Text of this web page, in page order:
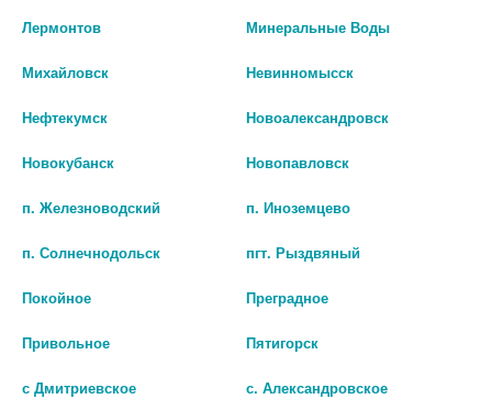
пластик, который выдерживает температуру до 100 °C.
Встречается в разных расцветках (например, розовый,
небесно-голубой).
Наличие в аптеках
БИО АГЛФ № 170 ст. Курская ул. Ессентукская д.25 остаток:
Лермонтов Минеральные Воды
Михайловск Невинномысск
Нефтекумск Новоалександровск
Новокубанск Новопавловск
п. Железноводский п. Иноземцево
п. Солнечнодольск пгт. Рыздвяный
Покойное Преградное
Привольное Пятигорск
с Дмитриевское с. Александровское